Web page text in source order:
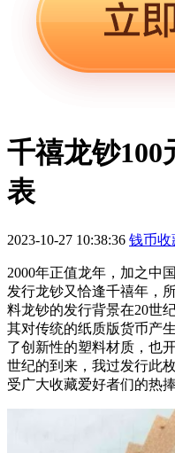
千禧龙钞100
表
2023-10-27 10:38:36 钱币收
2000年正值龙年，加之中
发行龙钞又恰逢千禧年，
料龙钞的发行背景在20世
其对传统的纸质版货币产
了创新性的塑料材质，也
世纪的到来，我过发行此枚
受广大收藏爱好者们的热捧